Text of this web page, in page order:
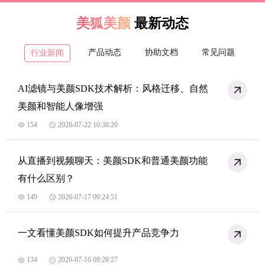
美狐美颜 最新动态
行业新闻 产品动态 协助文档 常见问题
AI滤镜与美颜SDK技术解析：风格迁移、自然
美颜和智能人像增强
154 2026-07-22 10:38:20
从直播到视频聊天：美颜SDK和普通美颜功能
有什么区别？
149 2026-07-17 09:24:51
一文看懂美颜SDK如何提升产品竞争力
134 2026-07-16 09:28:27